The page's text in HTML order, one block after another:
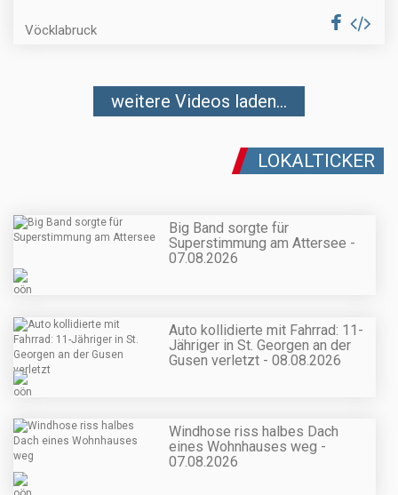
Vöcklabruck
weitere Videos laden...
LOKALTICKER
Big Band sorgte für
Superstimmung am Attersee -
07.08.2026
Auto kollidierte mit Fahrrad: 11-
Jähriger in St. Georgen an der
Gusen verletzt - 08.08.2026
Windhose riss halbes Dach
eines Wohnhauses weg -
07.08.2026